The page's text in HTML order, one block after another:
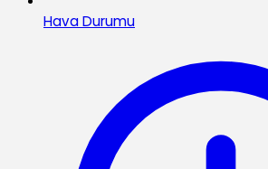
Hava Durumu